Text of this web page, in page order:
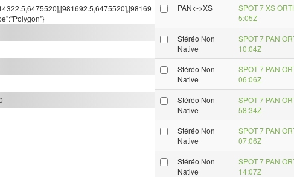
PAN<->XS
SPOT 7 XS
5:05Z
Stéréo Non
Native
SPOT 7 PAN
10:04Z
Stéréo Non
Native
SPOT 7 PAN
06:06Z
Stéréo Non
Native
SPOT 7 PAN
58:34Z
Stéréo Non
Native
SPOT 7 PAN
07:06Z
Stéréo Non
Native
SPOT 7 PAN
14:07Z